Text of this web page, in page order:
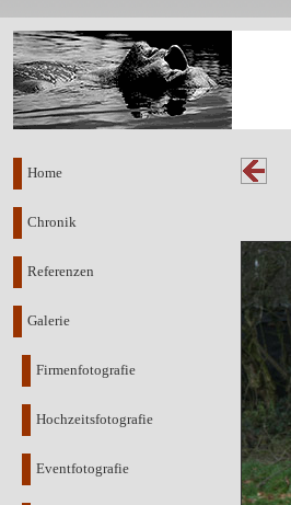
Home
Chronik
Referenzen
Galerie
Firmenfotografie
Hochzeitsfotografie
Eventfotografie